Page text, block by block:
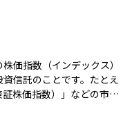
注意が必要です。また、
準が異なり、運用の専門
し、資金を運用していき
価指数（インデックス）
信託のことです。たとえ
株価指数）」などの市場